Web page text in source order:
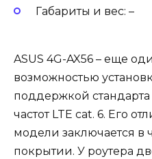
Габариты и вес: –
ASUS 4G-AX56 – еще
возможностью
поддержкой стандарта
частот LTE cat. 6. Его
модели заключается в
покрытии. У роутера